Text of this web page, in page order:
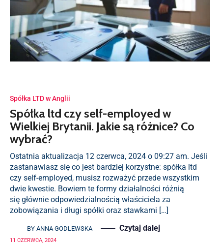
Spółka LTD w Anglii
Spółka ltd czy self-employed w
Wielkiej Brytanii. Jakie są różnice? Co
wybrać?
Ostatnia aktualizacja 12 czerwca, 2024 o 09:27 am. Jeśli
zastanawiasz się co jest bardziej korzystne: spółka ltd
czy self-employed, musisz rozważyć przede wszystkim
dwie kwestie. Bowiem te formy działalności różnią
się głównie odpowiedzialnością właściciela za
zobowiązania i długi spółki oraz stawkami […]
BY ANNA GODLEWSKA Czytaj dalej
11 CZERWCA, 2024